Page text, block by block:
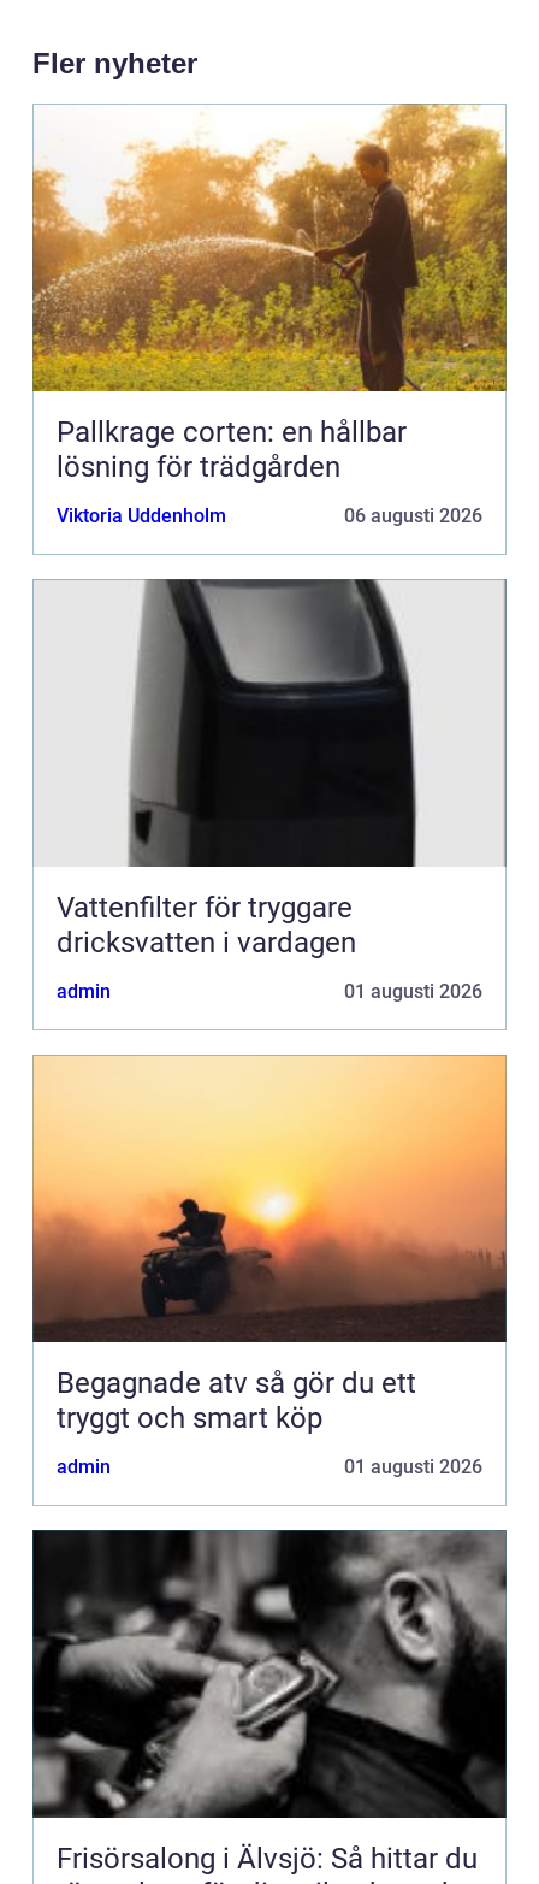
Fler nyheter
Pallkrage corten: en hållbar
lösning för trädgården
Viktoria Uddenholm 06 augusti 2026
Vattenfilter för tryggare
dricksvatten i vardagen
admin 01 augusti 2026
Begagnade atv så gör du ett
tryggt och smart köp
admin 01 augusti 2026
Frisörsalong i Älvsjö: Så hittar du